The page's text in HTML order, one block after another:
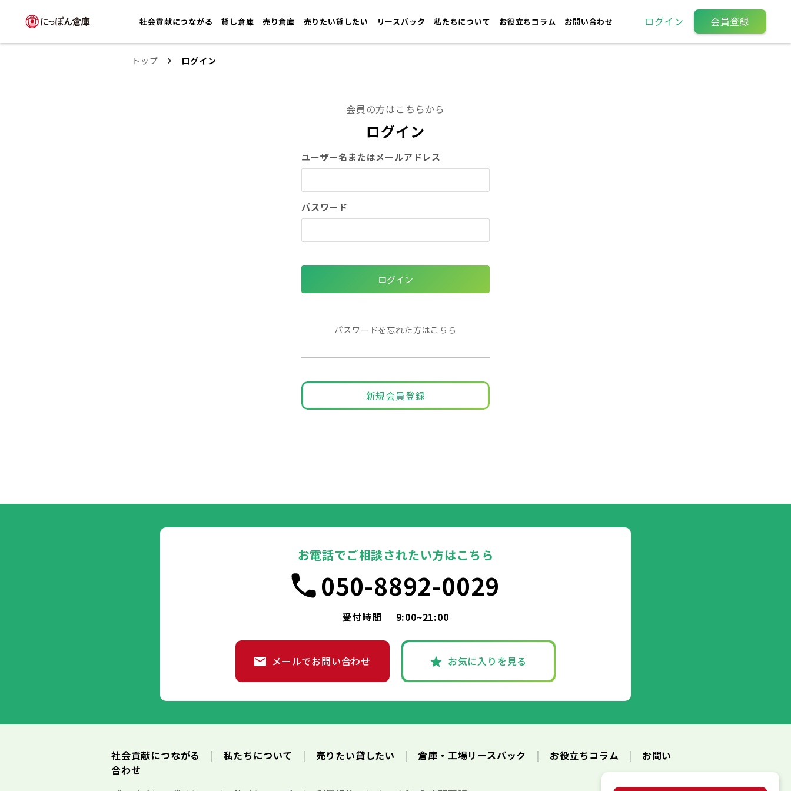
社会貢献につながる 貸し倉庫 売り倉庫 売りたい貸したい リースバック 私たちについて お役立ちコラム お問い合わせ ログイン 会員登録
トップ ログイン
会員の方はこちらから
ログイン
ユーザー名またはメールアドレス
パスワード
パスワードを忘れた方はこちら
新規会員登録
お電話でご相談されたい方はこちら
050-8892-0029
受付時間 9:00~21:00
メールでお問い合わせ お気に入りを見る
社会貢献につながる 私たちについて 売りたい貸したい 倉庫・工場リースバック お役立ちコラム
お問い
合わせ